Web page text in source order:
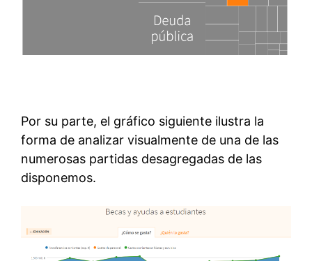
Por su parte, el gráfico siguiente ilustra la
forma de analizar visualmente de una de las
numerosas partidas desagregadas de las
disponemos.